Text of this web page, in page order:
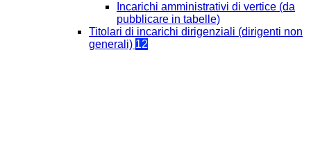
Incarichi amministrativi di vertice (da
pubblicare in tabelle)
Titolari di incarichi dirigenziali (dirigenti non
generali) 12